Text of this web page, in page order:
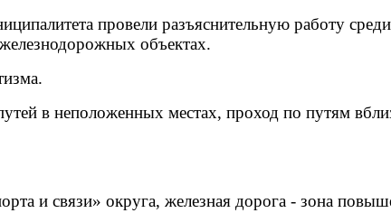
провели разъяснительную работу
объектах.
в неположенных местах, проход по путям
и связи» округа, железная дорога - зона